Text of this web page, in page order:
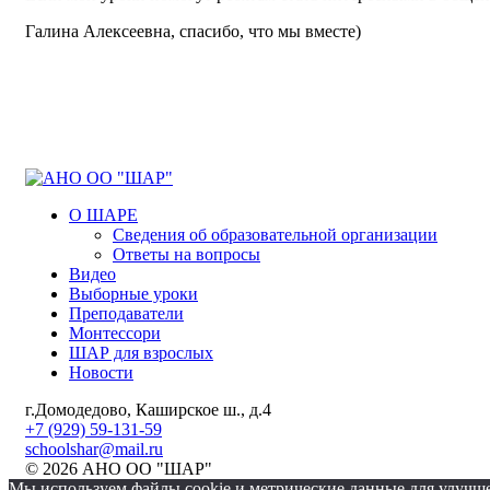
Галина Алексеевна, спасибо, что мы вместе)
О ШАРЕ
Сведения об образовательной организации
Ответы на вопросы
Видео
Выборные уроки
Преподаватели
Монтессори
ШАР для взрослых
Новости
г.Домодедово, Каширское ш., д.4
+7 (929) 59-131-59
schoolshar@mail.ru
© 2026 АНО ОО "ШАР"